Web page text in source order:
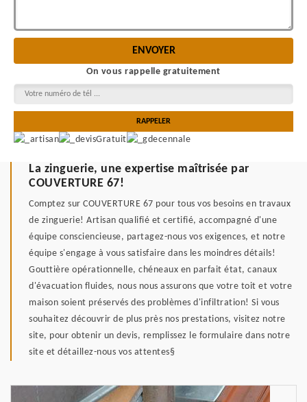
On vous rappelle gratuitement
La zinguerie, une expertise maîtrisée par
COUVERTURE 67!
Comptez sur COUVERTURE 67 pour tous vos besoins en travaux
de zinguerie! Artisan qualifié et certifié, accompagné d'une
équipe consciencieuse, partagez-nous vos exigences, et notre
équipe s'engage à vous satisfaire dans les moindres détails!
Gouttière opérationnelle, chéneaux en parfait état, canaux
d'évacuation fluides, nous nous assurons que votre toit et votre
maison soient préservés des problèmes d'infiltration! Si vous
souhaitez découvrir de plus près nos prestations, visitez notre
site, pour obtenir un devis, remplissez le formulaire dans notre
site et détaillez-nous vos attentes§